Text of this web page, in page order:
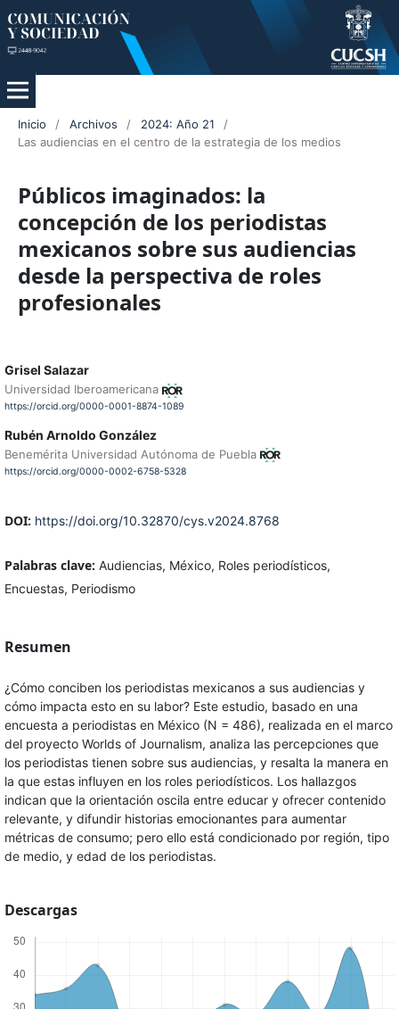
Inicio / Archivos / 2024: Año 21
/
Las audiencias en el centro de la estrategia de los medios
Públicos imaginados: la
concepción de los periodistas
mexicanos sobre sus audiencias
desde la perspectiva de roles
profesionales
Grisel Salazar
Universidad Iberoamericana
https://orcid.org/0000-0001-8874-1089
Rubén Arnoldo González
Benemérita Universidad Autónoma de Puebla
https://orcid.org/0000-0002-6758-5328
DOI: https://doi.org/10.32870/cys.v2024.8768
Palabras clave: Audiencias, México, Roles periodísticos,
Encuestas, Periodismo
Resumen
¿Cómo conciben los periodistas mexicanos a sus audiencias y
cómo impacta esto en su labor? Este estudio, basado en una
encuesta a periodistas en México (N = 486), realizada en el marco
del proyecto Worlds of Journalism, analiza las percepciones que
los periodistas tienen sobre sus audiencias, y resalta la manera en
la que estas influyen en los roles periodísticos. Los hallazgos
indican que la orientación oscila entre educar y ofrecer contenido
relevante, y difundir historias emocionantes para aumentar
métricas de consumo; pero ello está condicionado por región, tipo
de medio, y edad de los periodistas.
Descargas